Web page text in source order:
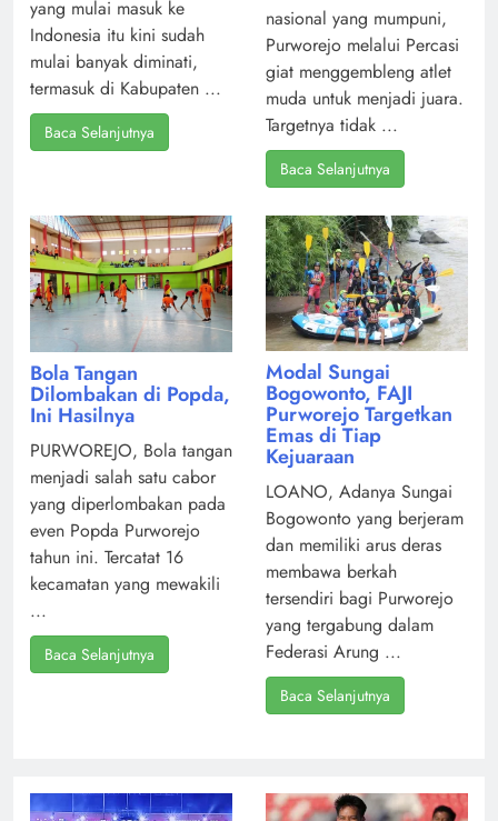
yang mulai masuk ke
Indonesia itu kini sudah
mulai banyak diminati,
termasuk di Kabupaten ...
Baca Selanjutnya
nasional yang mumpuni,
Purworejo melalui Percasi
giat menggembleng atlet
muda untuk menjadi juara.
Targetnya tidak ...
Baca Selanjutnya
Bola Tangan
Dilombakan di Popda,
Ini Hasilnya
PURWOREJO, Bola tangan
menjadi salah satu cabor
yang diperlombakan pada
even Popda Purworejo
tahun ini. Tercatat 16
kecamatan yang mewakili
...
Baca Selanjutnya
Modal Sungai
Bogowonto, FAJI
Purworejo Targetkan
Emas di Tiap
Kejuaraan
LOANO, Adanya Sungai
Bogowonto yang berjeram
dan memiliki arus deras
membawa berkah
tersendiri bagi Purworejo
yang tergabung dalam
Federasi Arung ...
Baca Selanjutnya